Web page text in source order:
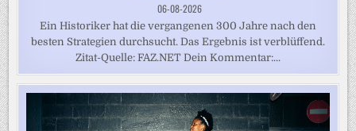
06-08-2026
Ein Historiker hat die vergangenen 300 Jahre nach den
besten Strategien durchsucht. Das Ergebnis ist verblüffend.
Zitat-Quelle: FAZ.NET Dein Kommentar:...